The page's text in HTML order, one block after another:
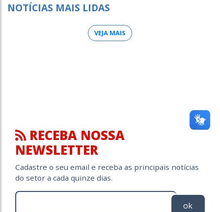
NOTÍCIAS MAIS LIDAS
VEJA MAIS
RECEBA NOSSA
NEWSLETTER
Cadastre o seu email e receba as principais notícias
do setor a cada quinze dias.
ok